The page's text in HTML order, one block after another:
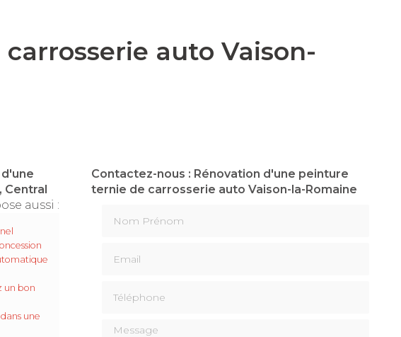
auto Vaison-
Central
aussi :
un bon
une
Contactez-nous : Rénovation d'une peinture
ternie de carrosserie auto Vaison-la-Romaine
Message